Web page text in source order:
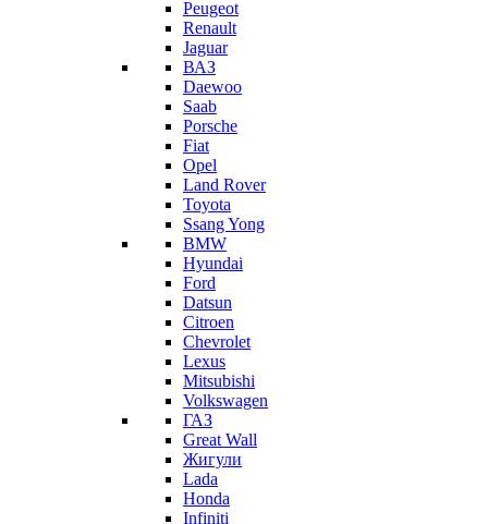
Peugeot
Renault
Jaguar
ВАЗ
Daewoo
Saab
Porsche
Fiat
Opel
Land Rover
Toyota
Ssang Yong
BMW
Hyundai
Ford
Datsun
Citroen
Chevrolet
Lexus
Mitsubishi
Volkswagen
ГАЗ
Great Wall
Жигули
Lada
Honda
Infiniti